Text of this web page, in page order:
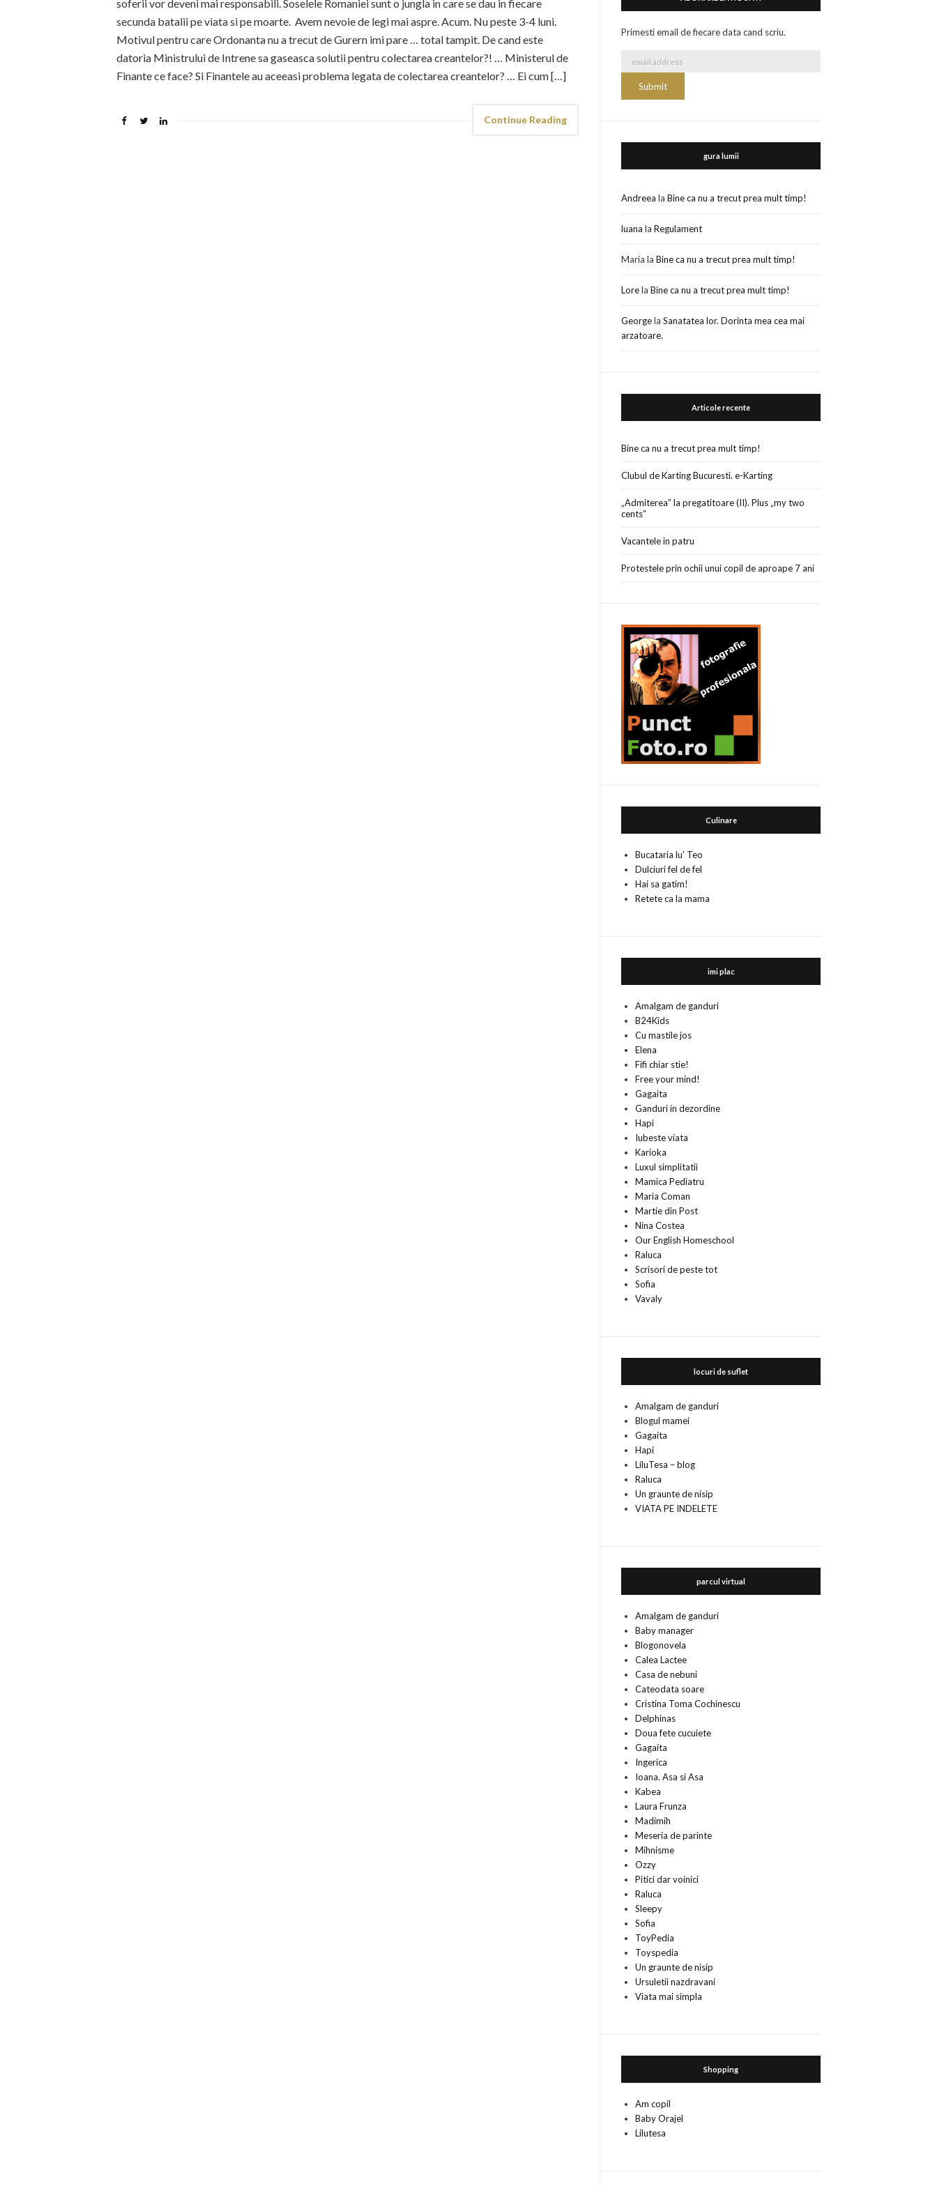
soferii vor deveni mai responsabili. Soselele Romaniei sunt o jungla in care se dau in fiecare
secunda batalii pe viata si pe moarte. Avem nevoie de legi mai aspre. Acum. Nu peste 3-4 luni.
Motivul pentru care Ordonanta nu a trecut de Gurern imi pare … total tampit. De cand este
datoria Ministrului de Intrene sa gaseasca solutii pentru colectarea creantelor?! … Ministerul de
Finante ce face? Si Finantele au aceeasi problema legata de colectarea creantelor? … Ei cum […]
Continue Reading
Primesti email de fiecare data cand scriu.
gura lumii
Andreea laBine ca nu a trecut prea mult timp!
luana laRegulament
Maria laBine ca nu a trecut prea mult timp!
LorelaBine ca nu a trecut prea mult timp!
GeorgelaSanatatea lor. Dorinta mea cea mai
arzatoare.
Articole recente
Bine ca nu a trecut prea mult timp!
Clubul de Karting Bucuresti. e-Karting
„Admiterea” la pregatitoare (II). Plus „my two
cents”
Vacantele in patru
Protestele prin ochii unui copil de aproape 7 ani
Culinare
Bucataria lu' Teo
Dulciuri fel de fel
Hai sa gatim!
Retete ca la mama
imi plac
Amalgam de ganduri
B24Kids
Cu mastile jos
Elena
Fifi chiar stie!
Free your mind!
Gagaita
Ganduri in dezordine
Hapi
Iubeste viata
Karioka
Luxul simplitatii
Mamica Pediatru
Maria Coman
Martie din Post
Nina Costea
Our English Homeschool
Raluca
Scrisori de peste tot
Sofia
Vavaly
locuri de suflet
Amalgam de ganduri
Blogul mamei
Gagaita
Hapi
LiluTesa – blog
Raluca
Un graunte de nisip
VIATA PE INDELETE
parcul virtual
Amalgam de ganduri
Baby manager
Blogonovela
Calea Lactee
Casa de nebuni
Cateodata soare
Cristina Toma Cochinescu
Delphinas
Doua fete cucuiete
Gagaita
Ingerica
Ioana. Asa si Asa
Kabea
Laura Frunza
Madimih
Meseria de parinte
Mihnisme
Ozzy
Pitici dar voinici
Raluca
Sleepy
Sofia
ToyPedia
Toyspedia
Un graunte de nisip
Ursuletii nazdravani
Viata mai simpla
Shopping
Am copil
Baby Orajel
Lilutesa